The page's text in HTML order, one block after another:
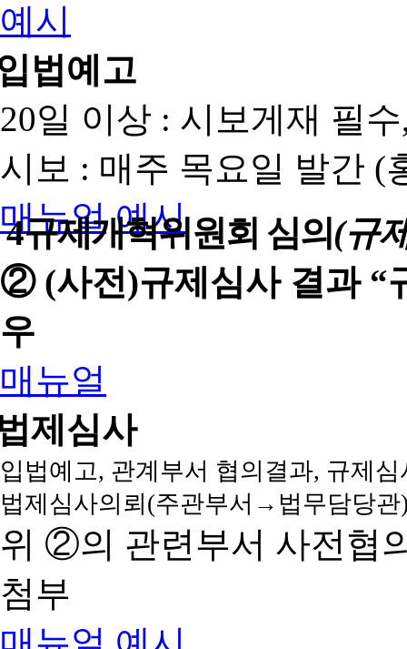
예시
법예고
20일 이상 : 시보게재 필
시보 : 매주 목요일 발간 (
매뉴얼 예시
4규제개혁위원회 심의(규
② (사전)규제심사 결과 “
우
매뉴얼
제심사
입법예고, 관계부서 협의결과, 규제
법제심사의뢰(주관부서→법무담당
위 ②의 관련부서 사전협
첨부